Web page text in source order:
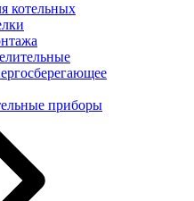
котельных
приборы